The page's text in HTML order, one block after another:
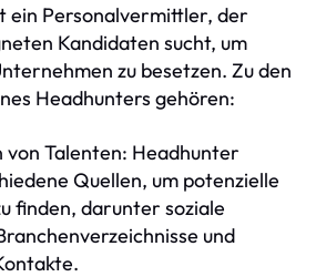
ein Personalvermittler, der
Kandidaten sucht, um
zu besetzen. Zu den
Headhunters gehören:
Talenten: Headhunter
Quellen, um potenzielle
finden, darunter soziale
und